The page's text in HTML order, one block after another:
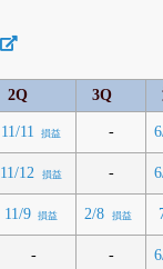
2Q 3Q
11/11 損益 -
11/12 損益 -
11/9 損益 2/8 損益
- -